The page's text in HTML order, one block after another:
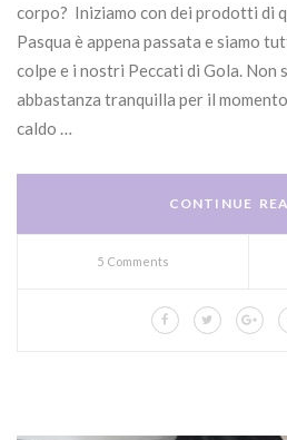
corpo? Iniziamo con dei prodotti di
Pasqua è appena passata e siamo
colpe e i nostri Peccati di Gola. Non
abbastanza tranquilla per il
caldo …
CONTINUE
5 Comments